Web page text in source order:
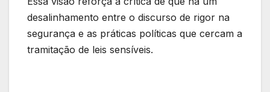
desalinhamento entre o discurso de rigor na
segurança e as práticas políticas que cercam a
tramitação de leis sensíveis.